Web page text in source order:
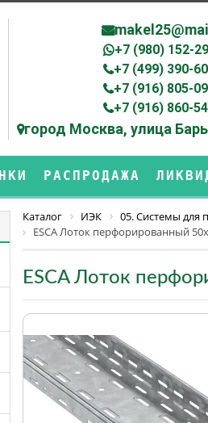
+7 (980) 152-
+7 (499) 390-
+7 (916) 805-
+7 (916) 860-
город Москва, улица
РАСПРОДАЖА
Каталог ИЭК 05. Системы для
ESCA Лоток перфорированный
ESCA Лоток